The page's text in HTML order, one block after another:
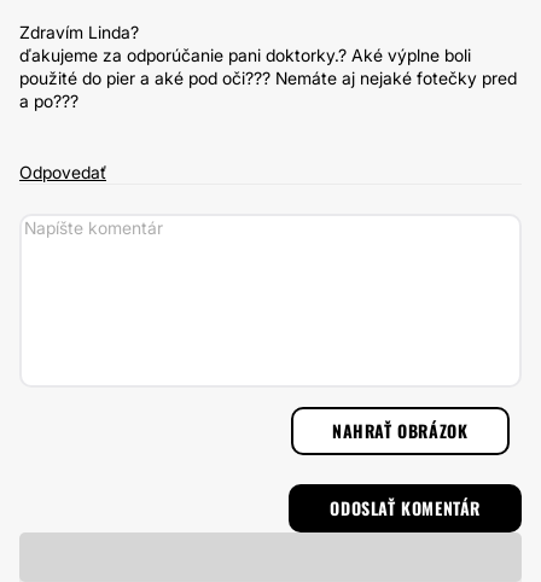
Zdravím Linda?
ďakujeme za odporúčanie pani doktorky.? Aké výplne boli
použité do pier a aké pod oči??? Nemáte aj nejaké fotečky pred
a po???
Odpovedať
NAHRAŤ OBRÁZOK